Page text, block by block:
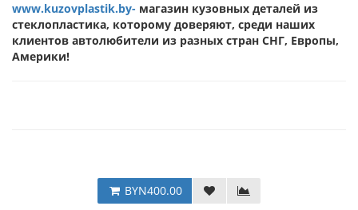
www.kuzovplastik.by- магазин кузовных деталей из
стеклопластика, которому доверяют, среди наших
клиентов автолюбители из разных стран СНГ, Европы,
Америки!
BYN400.00